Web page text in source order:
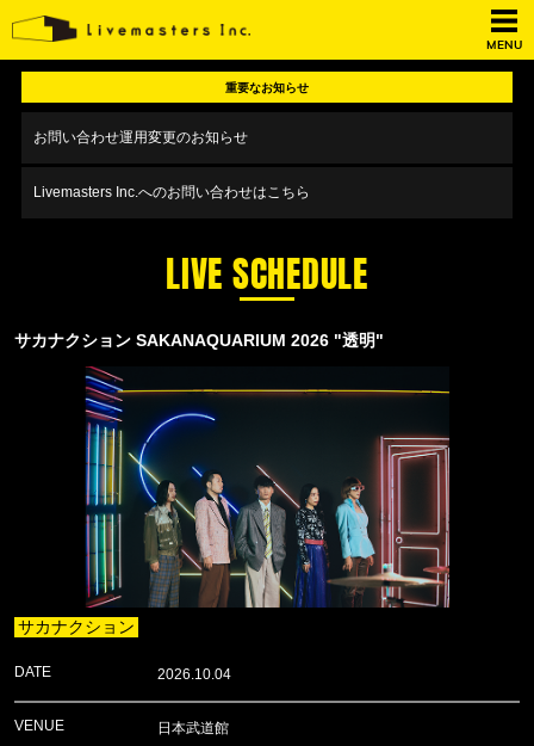
MENU
重要なお知らせ
お問い合わせ運用変更のお知らせ
Livemasters Inc.へのお問い合わせはこちら
LIVE SCHEDULE
サカナクション SAKANAQUARIUM 2026 "透明"
サカナクション
DATE 2026.10.04
VENUE 日本武道館